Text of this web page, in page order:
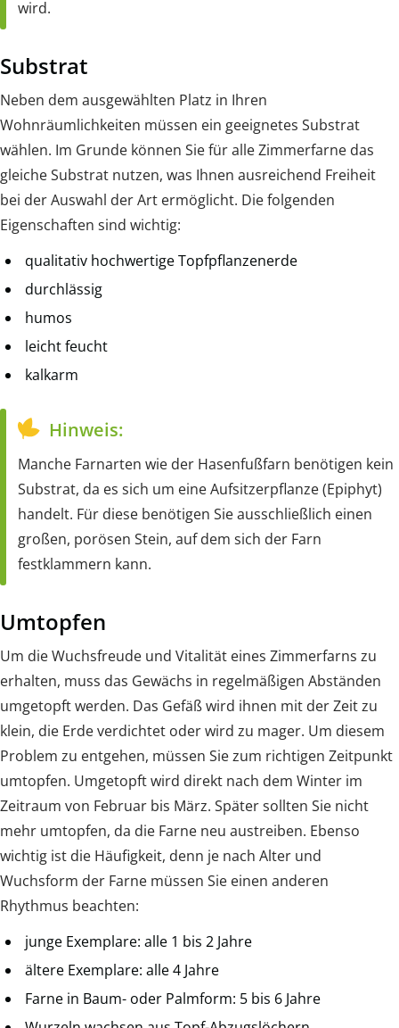
wird.
Substrat
Neben dem ausgewählten Platz in Ihren
Wohnräumlichkeiten müssen ein geeignetes Substrat
wählen. Im Grunde können Sie für alle Zimmerfarne das
gleiche Substrat nutzen, was Ihnen ausreichend Freiheit
bei der Auswahl der Art ermöglicht. Die folgenden
Eigenschaften sind wichtig:
qualitativ hochwertige Topfpflanzenerde
durchlässig
humos
leicht feucht
kalkarm
Hinweis:
Manche Farnarten wie der Hasenfußfarn benötigen kein
Substrat, da es sich um eine Aufsitzerpflanze (Epiphyt)
handelt. Für diese benötigen Sie ausschließlich einen
großen, porösen Stein, auf dem sich der Farn
festklammern kann.
Umtopfen
Um die Wuchsfreude und Vitalität eines Zimmerfarns zu
erhalten, muss das Gewächs in regelmäßigen Abständen
umgetopft werden. Das Gefäß wird ihnen mit der Zeit zu
klein, die Erde verdichtet oder wird zu mager. Um diesem
Problem zu entgehen, müssen Sie zum richtigen Zeitpunkt
umtopfen. Umgetopft wird direkt nach dem Winter im
Zeitraum von Februar bis März. Später sollten Sie nicht
mehr umtopfen, da die Farne neu austreiben. Ebenso
wichtig ist die Häufigkeit, denn je nach Alter und
Wuchsform der Farne müssen Sie einen anderen
Rhythmus beachten:
junge Exemplare: alle 1 bis 2 Jahre
ältere Exemplare: alle 4 Jahre
Farne in Baum- oder Palmform: 5 bis 6 Jahre